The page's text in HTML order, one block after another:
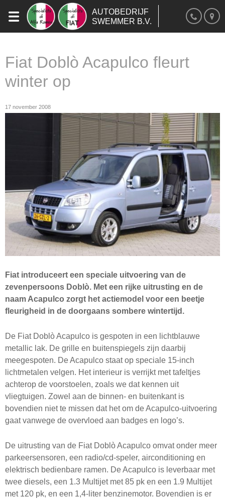
AUTOBEDRIJF
SWEMMER B.V.
Fiat Doblò Acapulco fleurt
winter op
17 november 2008
Fiat introduceert een speciale uitvoering van de
zevenpersoons Doblò. Met een rijke uitrusting en de
naam Acapulco zorgt het actiemodel voor een beetje
fleurigheid in de doorgaans sombere wintertijd.
De Fiat Doblò Acapulco is gespoten in een lichtblauwe
metallic lak. De grille en buitenspiegels zijn daarbij
meegespoten. De Acapulco staat op speciale 15-inch
lichtmetalen velgen. Het interieur is verrijkt met tafeltjes
achterop de voorstoelen, zoals we dat kennen uit
vliegtuigen. Zowel aan de binnen- en buitenkant is
bovendien niet te missen dat het om de Acapulco-uitvoering
gaat vanwege de overvloed aan badges en logo’s.
De uitrusting van de Fiat Doblò Acapulco omvat onder meer
parkeersensoren, een radio/cd-speler, airconditioning en
elektrisch bedienbare ramen. De Acapulco is leverbaar met
twee diesels, een 1.3 Multijet met 85 pk en een 1.9 Multijet
met 120 pk, en een 1,4-liter benzinemotor. Bovendien is er